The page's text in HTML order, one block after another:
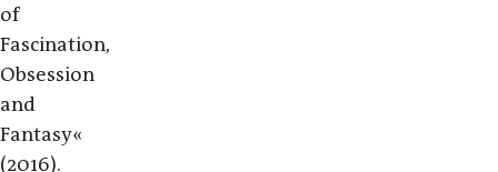
of
Fascination,
Obsession
and
Fantasy«
(2016).